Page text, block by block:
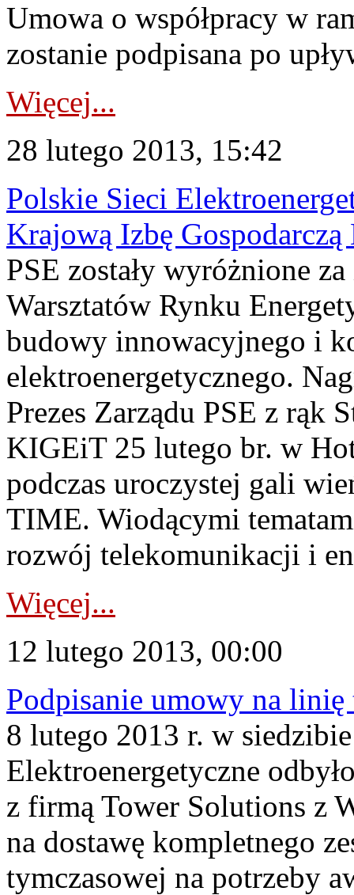
Umowa o współpracy w
zostanie podpisana po
Więcej...
28 lutego 2013, 15:42
Polskie Sieci
Krajową Izbę
PSE zostały wyróżnione
Warsztatów Rynku
budowy innowacyjnego i
elektroenergetycznego.
Prezes Zarządu PSE z rąk
KIGEiT 25 lutego br. w
podczas uroczystej gali
TIME. Wiodącymi
rozwój telekomunikacji i
Więcej...
12 lutego 2013, 00:00
Podpisanie umowy na linię
8 lutego 2013 r. w
Elektroenergetyczne
z firmą Tower Solutions z
na dostawę kompletnego
tymczasowej na potrzeby